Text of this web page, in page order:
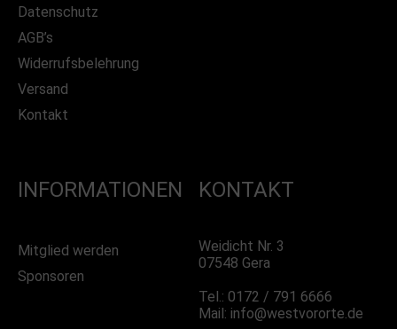
Datenschutz
AGB’s
Widerrufsbelehrung
Versand
Kontakt
INFORMATIONEN
Mitglied werden
Sponsoren
KONTAKT
Weidicht Nr. 3
07548 Gera
Tel.: 0172 / 791 6666
Mail: info@westvororte.de